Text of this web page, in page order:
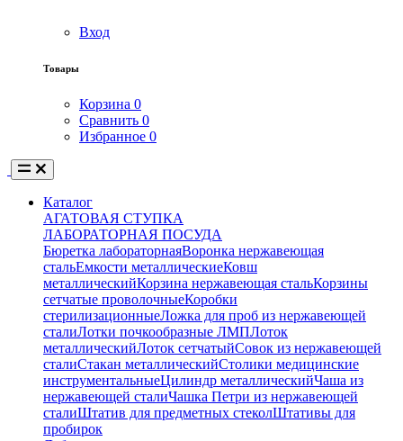
Вход
Товары
Корзина 0
Сравнить 0
Избранное 0
Каталог
АГАТОВАЯ СТУПКА
ЛАБОРАТОРНАЯ ПОСУДА
Бюретка лабораторнаяВоронка нержавеющая
стальЕмкости металлическиеКовш
металлическийКорзина нержавеющая стальКорзины
сетчатые проволочныеКоробки
стерилизационныеЛожка для проб из нержавеющей
сталиЛотки почкообразные ЛМПЛоток
металлическийЛоток сетчатыйСовок из нержавеющей
сталиСтакан металлическийСтолики медицинские
инструментальныеЦилиндр металлическийЧаша из
нержавеющей сталиЧашка Петри из нержавеющей
сталиШтатив для предметных стеколШтативы для
пробирок